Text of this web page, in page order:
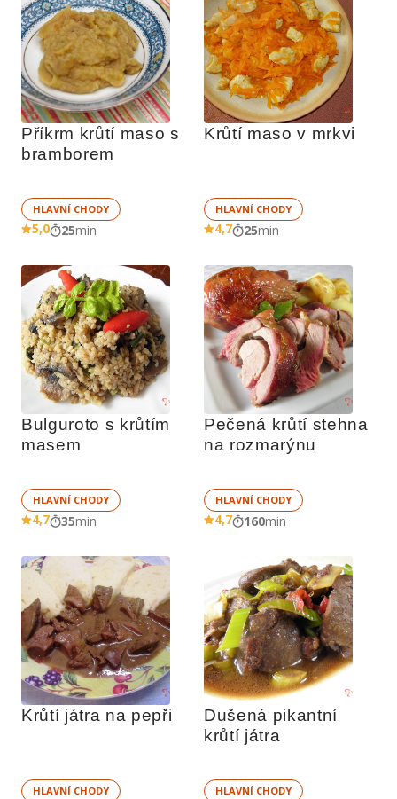
Příkrm krůtí maso s
bramborem
HLAVNÍ CHODY
5,0 25min
Krůtí maso v mrkvi
HLAVNÍ CHODY
4,7 25min
Bulguroto s krůtím
masem
HLAVNÍ CHODY
4,7 35min
Pečená krůtí stehna
na rozmarýnu
HLAVNÍ CHODY
4,7 160min
Krůtí játra na pepři
HLAVNÍ CHODY
Dušená pikantní
krůtí játra
HLAVNÍ CHODY